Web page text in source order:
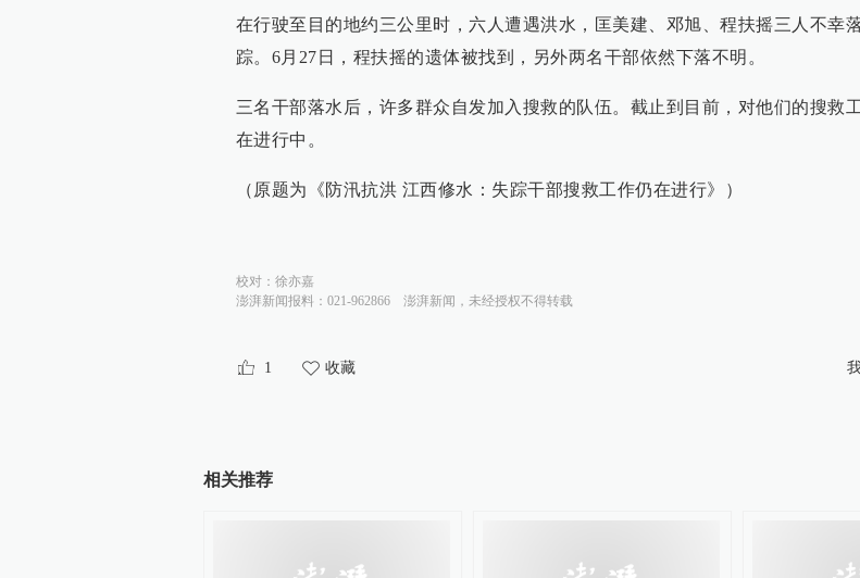
在行驶至目的地约三公里时，六人遭遇洪水，匡美建、邓旭、程扶摇三人不幸
踪。6月27日，程扶摇的遗体被找到，另外两名干部依然下落不明。
三名干部落水后，许多群众自发加入搜救的队伍。截止到目前，对他们的搜救
在进行中。
（原题为《防汛抗洪 江西修水：失踪干部搜救工作仍在进行》）
校对： 徐亦嘉
澎湃新闻报料：021-962866
澎湃新闻，未经授权不得转载
1 收藏
相关推荐